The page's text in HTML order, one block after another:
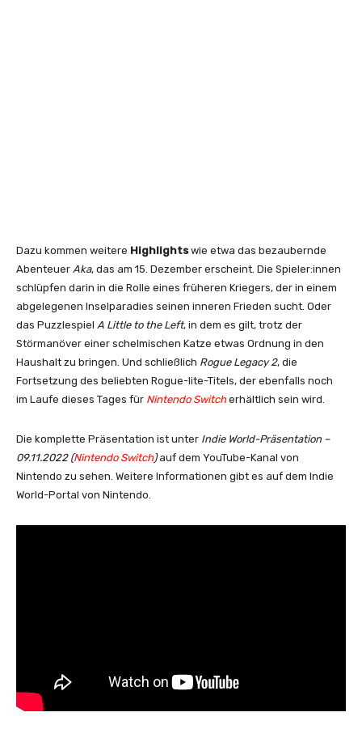
Dazu kommen weitere Highlightswie etwa das bezaubernde
Abenteuer Aka, das am 15. Dezember erscheint. Die Spieler:innen
schlüpfen darin in die Rolle eines früheren Kriegers, der in einem
abgelegenen Inselparadies seinen inneren Frieden sucht. Oder
das Puzzlespiel A Little to the Left, in dem es gilt, trotz der
Störmanöver einer schelmischen Katze etwas Ordnung in den
Haushalt zu bringen. Und schließlich Rogue Legacy 2, die
Fortsetzung des beliebten Rogue-lite-Titels, der ebenfalls noch
im Laufe dieses Tages für Nintendo Switch erhältlich sein wird.
Die komplette Präsentation ist unter Indie World-Präsentation –
09.11.2022 (Nintendo Switch)auf dem YouTube-Kanal von
Nintendo zu sehen. Weitere Informationen gibt es auf dem Indie
World-Portal von Nintendo.